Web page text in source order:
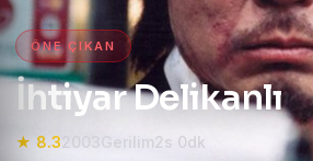
ÖNE ÇIKAN
İhtiyar Delikanlı
★ 8.32003 Gerilim2s 0dk